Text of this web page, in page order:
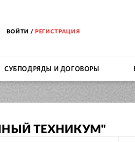
ВОЙТИ / РЕГИСТРАЦИЯ
СУБПОДРЯДЫ И ДОГОВОРЫ
ТЕХНИКУМ"